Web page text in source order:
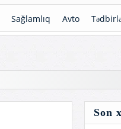
Sağlamlıq Avto
Son